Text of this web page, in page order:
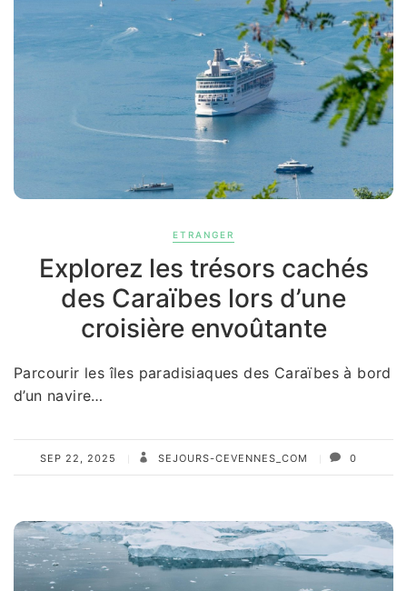
ETRANGER
Explorez les trésors cachés
des Caraïbes lors d’une
croisière envoûtante
Parcourir les îles paradisiaques des Caraïbes à bord
d’un navire…
SEP 22, 2025 SEJOURS-CEVENNES_COM 0